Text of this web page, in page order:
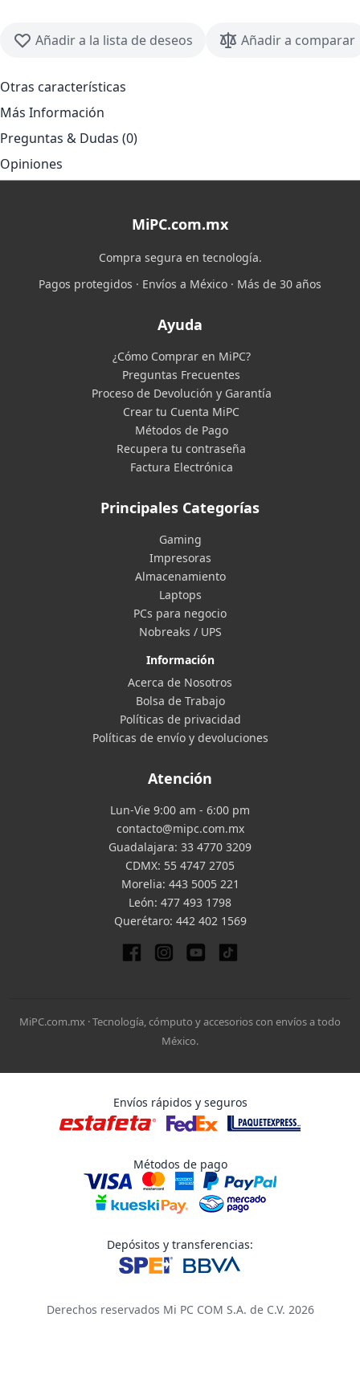
Añadir a la lista de deseos Añadir a comparar
Otras características
Más Información
Preguntas & Dudas (0)
Opiniones
MiPC.com.mx
Compra segura en tecnología.
Pagos protegidos · Envíos a México · Más de 30 años
Ayuda
¿Cómo Comprar en MiPC?
Preguntas Frecuentes
Proceso de Devolución y Garantía
Crear tu Cuenta MiPC
Métodos de Pago
Recupera tu contraseña
Factura Electrónica
Principales Categorías
Gaming
Impresoras
Almacenamiento
Laptops
PCs para negocio
Nobreaks / UPS
Información
Acerca de Nosotros
Bolsa de Trabajo
Políticas de privacidad
Políticas de envío y devoluciones
Atención
Lun-Vie 9:00 am - 6:00 pm
contacto@mipc.com.mx
Guadalajara: 33 4770 3209
CDMX: 55 4747 2705
Morelia: 443 5005 221
León: 477 493 1798
Querétaro: 442 402 1569
MiPC.com.mx · Tecnología, cómputo y accesorios con envíos a todo
México.
Envíos rápidos y seguros
Métodos de pago
Depósitos y transferencias:
Derechos reservados Mi PC COM S.A. de C.V. 2026